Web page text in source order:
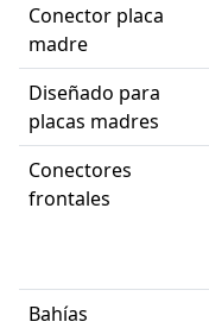
Conector placa
madre
Diseñado para
placas madres
Conectores
frontales
Bahías